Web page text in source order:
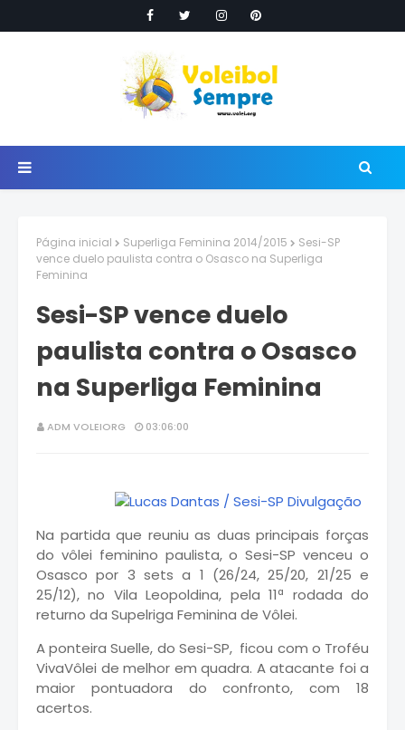
Página inicial Superliga Feminina 2014/2015
Sesi-SP
vence duelo paulista contra o Osasco na Superliga
Feminina
Sesi-SP vence duelo
paulista contra o Osasco
na Superliga Feminina
ADM VOLEIORG 03:06:00
Na partida que reuniu as duas principais forças
do vôlei feminino paulista, o Sesi-SP venceu o
Osasco por 3 sets a 1 (26/24, 25/20, 21/25 e
25/12), no Vila Leopoldina, pela 11ª rodada do
returno da Supelriga Feminina de Vôlei.
A ponteira Suelle, do Sesi-SP, ficou com o Troféu
VivaVôlei de melhor em quadra. A atacante foi a
maior pontuadora do confronto, com 18
acertos.